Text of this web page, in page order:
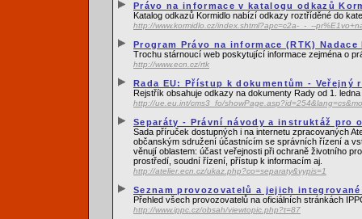
Právo na informace v katalogu odkazů
Katalog odkazů Kormidlo nabízí odkazy roztříděné do
http://www.kormidlo.cz/index.shtml?apc=c2a-_-_--
Program Právo na informace (RTK)
Trochu stárnoucí web poskytující informace zejména o
http://www.ecn.cz/rtk
Rada EU: Přístup k dokumentům - Veřejný
Rejstřík obsahuje odkazy na dokumenty Rady od 1.
http://ue.eu.int/cms3_fo/
Separáty - Právní návody a instruktáž pro
Sada příruček dostupných i na internetu zpracovaných
občanským sdružení účastnícím se správních řízení a
věnují oblastem: účast veřejnosti při ochraně životního
prostředí, soudní řízení, přístup k informacím aj.
http://atelier.ecn.cz/ukaz.php?co=separaty&vypis=1
Seznam provozovatelů a jejich
Přehled všech provozovatelů na oficiálních stránkách
http://www.ippc.cz/obsah/viewtopic.php?t=87